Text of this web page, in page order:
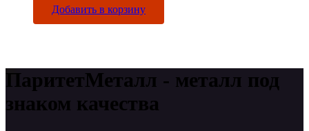
Добавить в корзину
ПаритетМеталл - металл под
знаком качества